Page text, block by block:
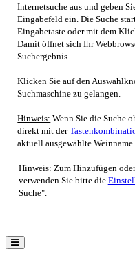
Internetsuche aus und geben
Eingabefeld ein. Die Suche
Eingabetaste oder mit dem
Damit öffnet sich Ihr
Suchergebnis.
Klicken Sie auf den
Suchmaschine zu gelangen.
Hinweis: Wenn Sie die Suche
direkt mit der
aktuell ausgewählte
Hinweis: Zum Hinzufügen
verwenden Sie bitte die
Suche".